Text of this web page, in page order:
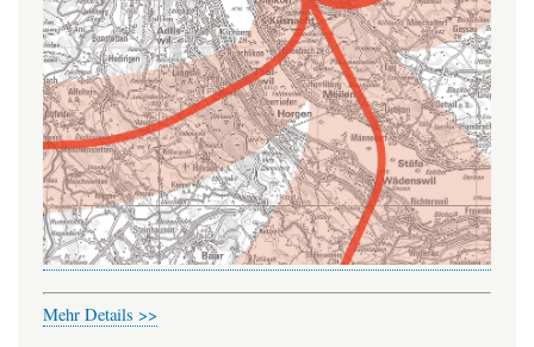
Mehr Details >>